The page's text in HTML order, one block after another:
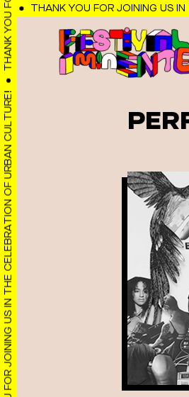
Observação:
este
site
inclui
um
sistema
de
acessibilidade.
Pressione
Control-
F11
para
ajustar
o
site
para
pessoas
com
deficiências
visuais
que
usam
um
THANK YOU FOR JOINING US IN
THANK YOU FOR JOINING US IN THE CELEBRATION OF URBAN CULTURE!